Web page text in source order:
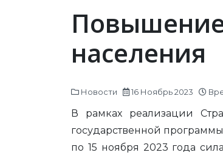
Повышение
населения
Новости 16 Ноябрь 2023
В рамках реализации
государственной
по 15 ноября 2023 года